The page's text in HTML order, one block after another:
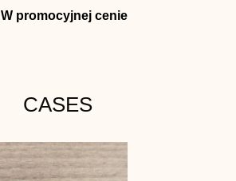
W promocyjnej cenie
CASES